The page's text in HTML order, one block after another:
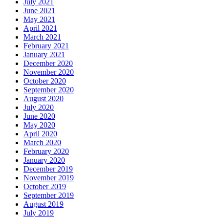
July 2021
June 2021
May 2021
April 2021
March 2021
February 2021
January 2021
December 2020
November 2020
October 2020
September 2020
August 2020
July 2020
June 2020
May 2020
April 2020
March 2020
February 2020
January 2020
December 2019
November 2019
October 2019
September 2019
August 2019
July 2019